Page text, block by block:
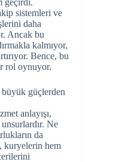
sistemleri ve
daha
Ancak bu
kalmıyor,
Bence, bu
rol oynuyor.
güçlerden
anlayışı,
Ne
da
kuryelerin hem